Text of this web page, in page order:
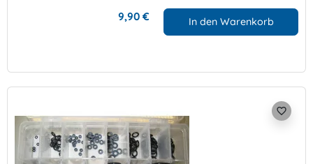
9,90 € In den Warenkorb
favorite_border